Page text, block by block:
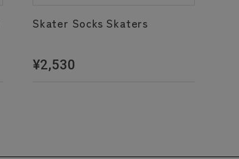
Skater Socks Skaters
¥2,530